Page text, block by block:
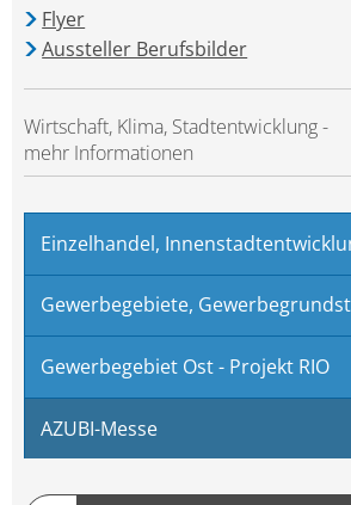
Flyer
Aussteller Berufsbilder
Wirtschaft, Klima, Stadtentwicklung -
mehr Informationen
Einzelhandel,
Gewerbegebiete,
Gewerbegebiet Ost - Projekt RIO
AZUBI-Messe